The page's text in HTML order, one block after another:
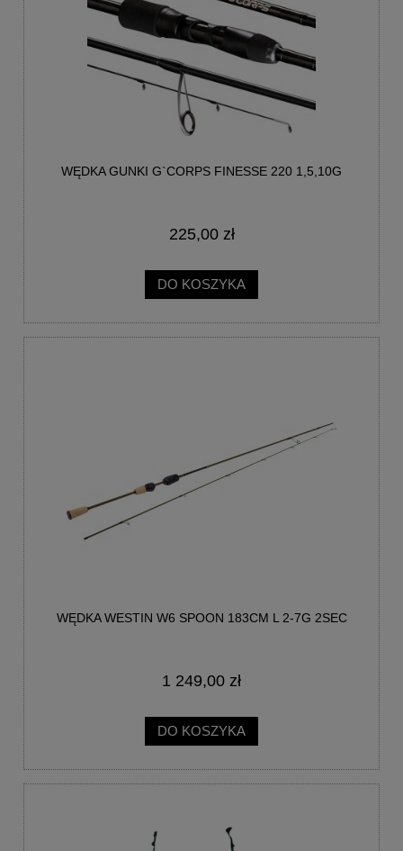
WĘDKA GUNKI G`CORPS FINESSE 220 1,5,10G
225,00 zł
DO KOSZYKA
WĘDKA WESTIN W6 SPOON 183CM L 2-7G 2SEC
1 249,00 zł
DO KOSZYKA